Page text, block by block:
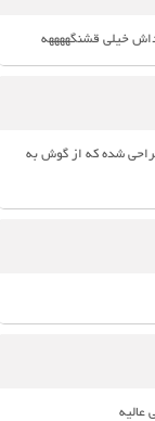
خیلی قشنگههههه
شده که از گوش به
عالیه